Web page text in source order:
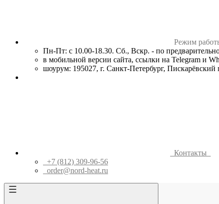
Режим
Пн-Пт: с 10.00-18.30. Сб., Вскр. - по
в мобильной версии сайта, ссылки на Telegram и
шоурум: 195027, г. Санкт-Петербург, Пискарёвский
Контакты
+7 (812) 309-96-56
order@nord-heat.ru